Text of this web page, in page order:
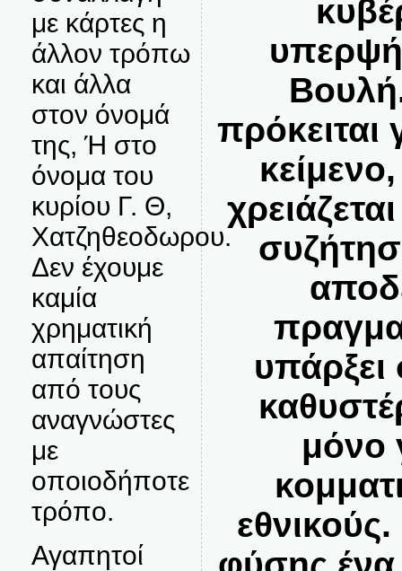
με κάρτες η
άλλον τρόπω
και άλλα
στον όνομά
της, Ή στο
όνομα του
κυρίου Γ. Θ,
Χατζηθεοδωρου.
Δεν έχουμε
καμία
χρηματική
απαίτηση
από τους
αναγνώστες
με
οποιοδήποτε
τρόπο.
Αγαπητοί
πρόκειται
υπάρξει
μόνο